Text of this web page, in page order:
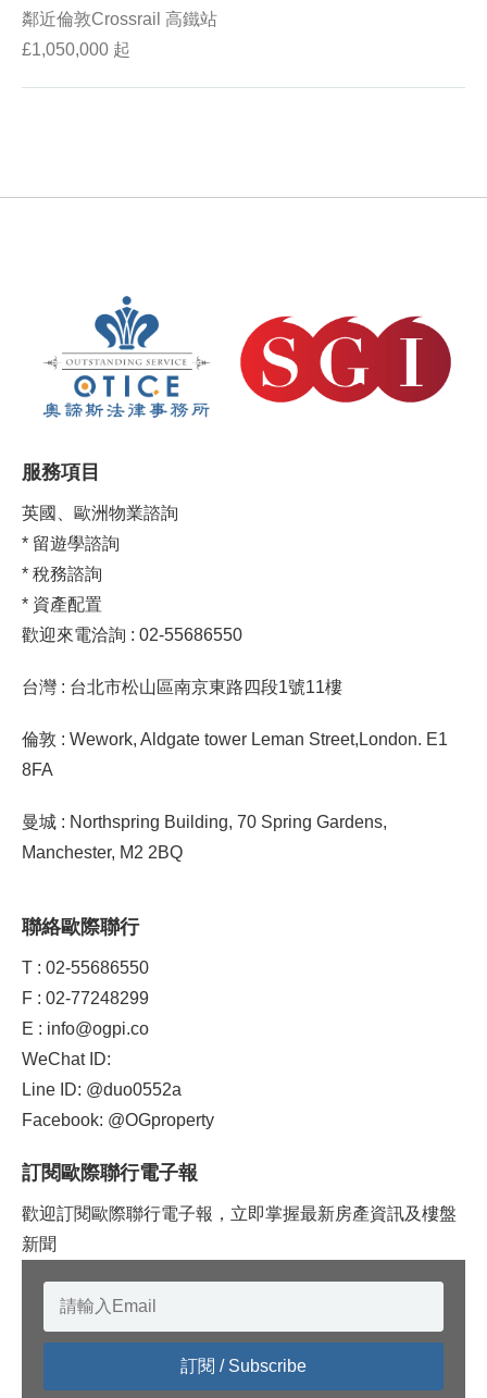
鄰近倫敦Crossrail 高鐵站
£1,050,000 起
服務項目
英國、歐洲物業諮詢
* 留遊學諮詢
* 稅務諮詢
* 資產配置
歡迎來電洽詢 : 02-55686550
台灣 : 台北市松山區南京東路四段1號11樓
倫敦 : Wework, Aldgate tower Leman Street,London. E1
8FA
曼城 : Northspring Building, 70 Spring Gardens,
Manchester, M2 2BQ
聯絡歐際聯行
T : 02-55686550
F : 02-77248299
E : info@ogpi.co
WeChat ID:
Line ID: @duo0552a
Facebook: @OGproperty
訂閱歐際聯行電子報
歡迎訂閱歐際聯行電子報，立即掌握最新房產資訊及樓盤
新聞